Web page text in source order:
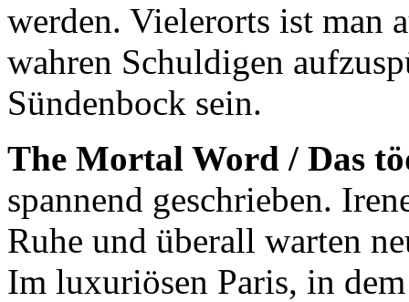
werden. Vielerorts ist man
wahren Schuldigen
Sündenbock sein.
The Mortal Word / Das
spannend geschrieben.
Ruhe und überall warten
Im luxuriösen Paris, in